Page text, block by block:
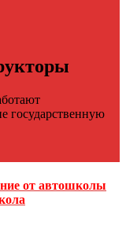
государственную
от автошколы